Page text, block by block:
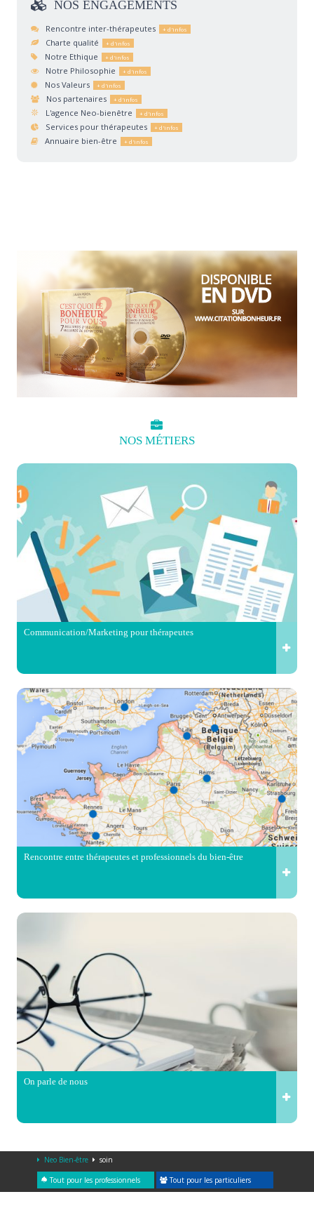
NOS ENGAGEMENTS
Rencontre inter-thérapeutes
Charte qualité
Notre Ethique
Notre Philosophie
Nos Valeurs
Nos partenaires
L'agence Neo-bienêtre
Services pour thérapeutes
Annuaire bien-être
NOS MÉTIERS
Communication/Marketing pour thérapeutes
Rencontre entre thérapeutes et professionnels du bien-être
On parle de nous
Neo Bien-être soin
Tout pour les professionnels Tout pour les particuliers